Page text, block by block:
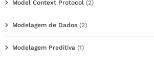
Model Context Protocol (2)
Modelagem de Dados (2)
Modelagem Preditiva (1)